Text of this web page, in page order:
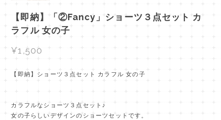
【即納】「②Fancy」ショーツ３点セット カ
ラフル 女の子
¥1,500
【即納】ショーツ３点セット カラフル 女の子
カラフルなショーツ３点セット♪
女の子らしいデザインのショーツセットです。